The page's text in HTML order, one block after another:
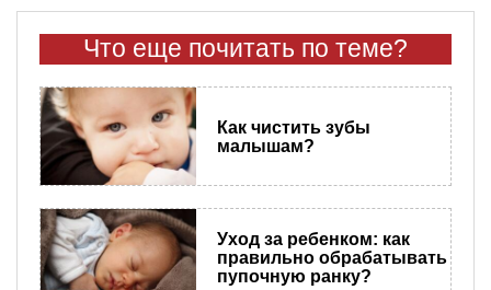
Что еще почитать по теме?
Как чистить зубы
малышам?
Уход за ребенком: как
правильно обрабатывать
пупочную ранку?